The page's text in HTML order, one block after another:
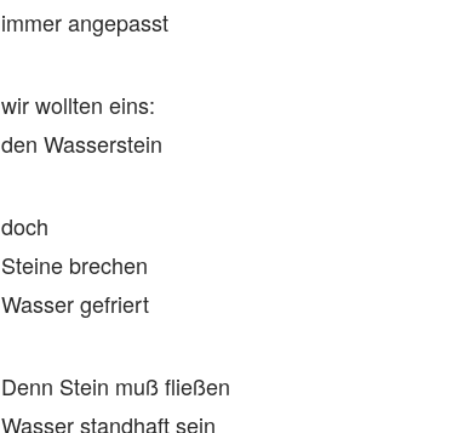
immer angepasst
wir wollten eins:
den Wasserstein
doch
Steine brechen
Wasser gefriert
Denn Stein muß fließen
Wasser standhaft sein